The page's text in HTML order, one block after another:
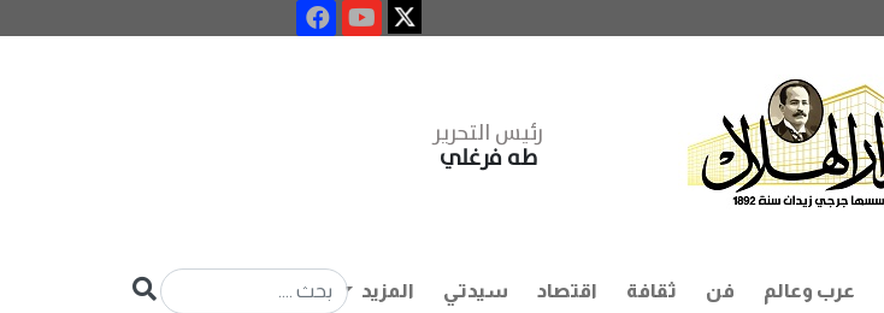
رئيس التحرير
طه فرغلي
عرب وعالم فن ثقافة اقتصاد سيدتي المزيد